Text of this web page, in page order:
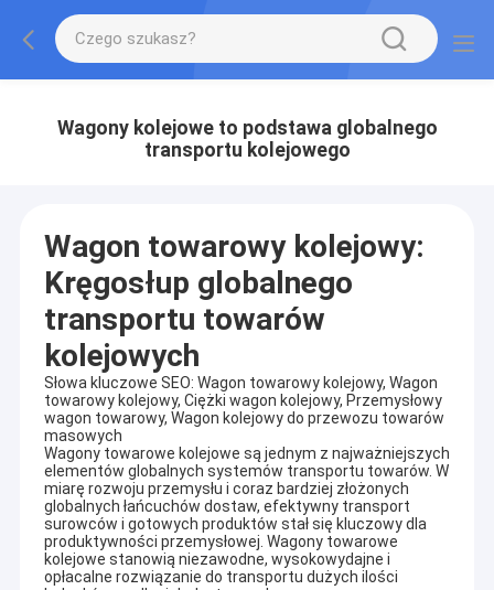
Wagony kolejowe to podstawa globalnego
transportu kolejowego
Wagon towarowy kolejowy:
Kręgosłup globalnego
transportu towarów
kolejowych
Słowa kluczowe SEO: Wagon towarowy kolejowy, Wagon
towarowy kolejowy, Ciężki wagon kolejowy, Przemysłowy
wagon towarowy, Wagon kolejowy do przewozu towarów
masowych
Wagony towarowe kolejowe są jednym z najważniejszych
elementów globalnych systemów transportu towarów. W
miarę rozwoju przemysłu i coraz bardziej złożonych
globalnych łańcuchów dostaw, efektywny transport
surowców i gotowych produktów stał się kluczowy dla
produktywności przemysłowej. Wagony towarowe
kolejowe stanowią niezawodne, wysokowydajne i
opłacalne rozwiązanie do transportu dużych ilości